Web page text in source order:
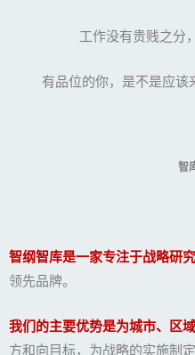
工作没有贵贱之分
有品位的你，是不是应该
智
智纲智库是一家专注于战略研
领先品牌。‍
我们的主要优势是为城市、区
方和向目标，为战略的实施制